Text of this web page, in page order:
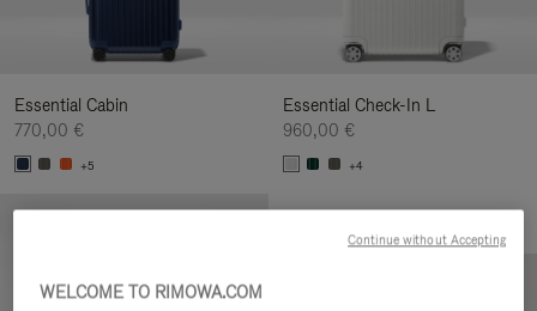
Essential Cabin
770,00 €
+5
Essential Check-In L
960,00 €
+4
WELCOME TO RIMOWA.COM
Continue without Accepting